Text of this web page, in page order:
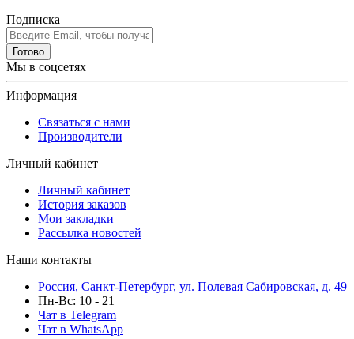
Подписка
Готово
Мы в соцсетях
Информация
Связаться с нами
Производители
Личный кабинет
Личный кабинет
История заказов
Мои закладки
Рассылка новостей
Наши контакты
Россия, Санкт-Петербург, ул. Полевая Сабировская, д. 49
Пн-Вс: 10 - 21
Чат в Telegram
Чат в WhatsApp